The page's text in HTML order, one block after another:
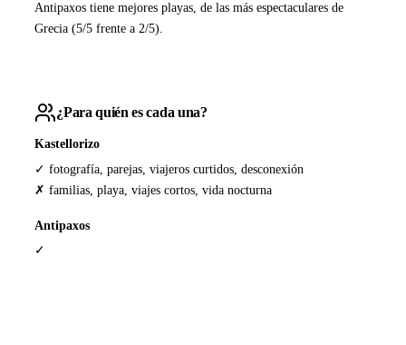
Antipaxos tiene mejores playas, de las más espectaculares de
Grecia (5/5 frente a 2/5).
¿Para quién es cada una?
Kastellorizo
✓ fotografía, parejas, viajeros curtidos, desconexión
✗ familias, playa, viajes cortos, vida nocturna
Antipaxos
✓